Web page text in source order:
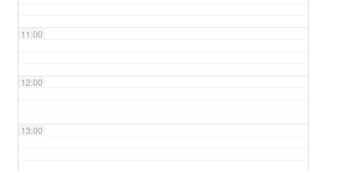
11:00
12:00
13:00